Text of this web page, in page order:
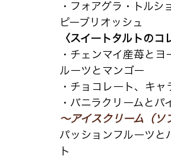
・フォアグラ・トルシ
ピーブリオッシュ
〈スイートタルトのコ
・チェンマイ産苺と
ルーツとマンゴー
・チョコレート、キ
・バニラクリームとパ
～アイスクリーム（ソ
パッションフルーツと
ト